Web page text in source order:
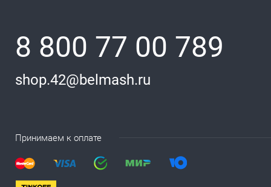
8 800 77 00 789
shop.42@belmash.ru
Принимаем к оплате